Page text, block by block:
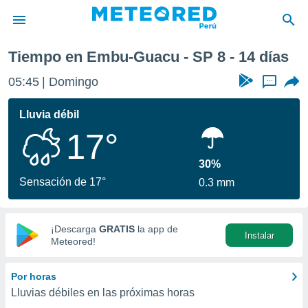
de
ha sido
para
que se
calidad.
a este
las
y
digital
basada
Tiempo en Embu-Guacu - SP 8 - 14 días
05:45 Domingo ...
Lluvia débil
17°
Sensación de 17°
30%
0.3 mm
¡Descarga GRATIS la app de
Meteored!
Instalar
Por horas
Lluvias débiles en las próximas horas